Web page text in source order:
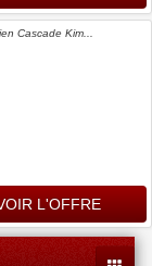
Cascade Kim...
L'OFFRE